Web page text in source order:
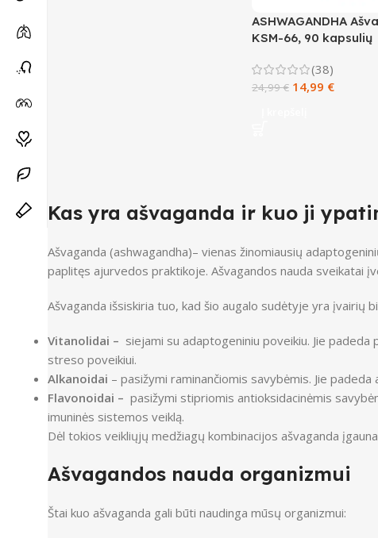
ASHWAGANDHA
KSM-66, 90 kapsulių
(38)
24,99€ 14,99 €
Kas yra ašvaganda ir kuo ji
Ašvaganda (ashwagandha)– vienas žinomiausių
paplitęs ajurvedos praktikoje. Ašvagandos nauda sveikatai
Ašvaganda išsiskiria tuo, kad šio augalo sudėtyje yra įvairių
Vitanolidai – siejami su adaptogeniniu poveikiu. Jie
streso poveikiui.
Alkanoidai – pasižymi raminančiomis savybėmis. Jie
Flavonoidai – pasižymi stipriomis antioksidacinėmis
imuninės sistemos veiklą.
Dėl tokios veikliųjų medžiagų kombinacijos ašvaganda
Ašvagandos nauda organizmui
Štai kuo ašvaganda gali būti naudinga mūsų organizmui: